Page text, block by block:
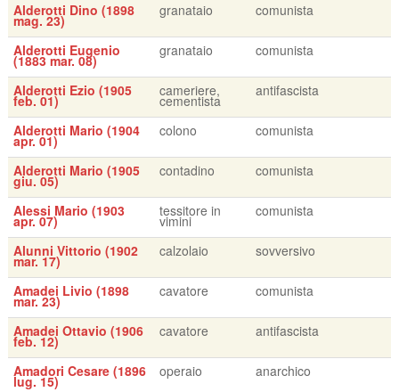
Alderotti Dino (1898
mag. 23)
granataio comunista
Alderotti Eugenio
(1883 mar. 08)
granataio comunista
Alderotti Ezio (1905
feb. 01)
cameriere,
cementista
antifascista
Alderotti Mario (1904
apr. 01)
colono comunista
Alderotti Mario (1905
giu. 05)
contadino comunista
Alessi Mario (1903
apr. 07)
tessitore in
vimini
comunista
Alunni Vittorio (1902
mar. 17)
calzolaio sovversivo
Amadei Livio (1898
mar. 23)
cavatore comunista
Amadei Ottavio (1906
feb. 12)
cavatore antifascista
Amadori Cesare (1896
lug. 15)
operaio anarchico